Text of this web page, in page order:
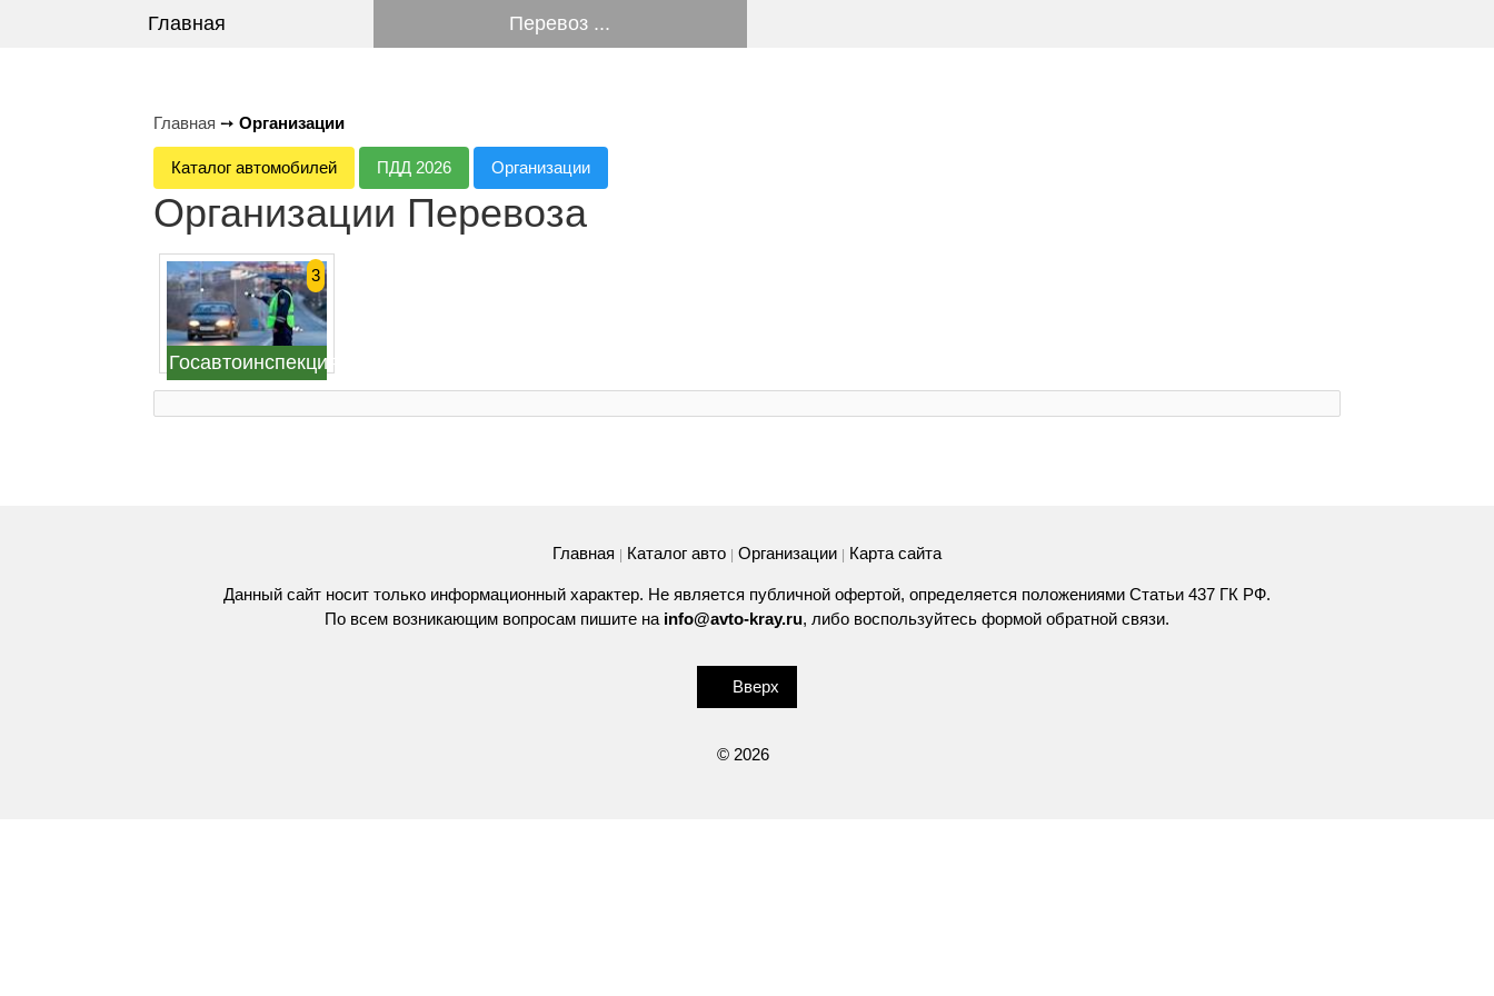
Главная Перевоз ...
Главная ➙ Организации
Каталог автомобилей ПДД 2026 Организации
Организации Перевоза
Госавтоинспекция
3
Главная Каталог авто Организации Карта сайта
Данный сайт носит только информационный характер. Не является публичной офертой, определяется положениями Статьи 437 ГК РФ.
По всем возникающим вопросам пишите на info@avto-kray.ru, либо воспользуйтесь формой обратной связи.
Вверх
© 2026